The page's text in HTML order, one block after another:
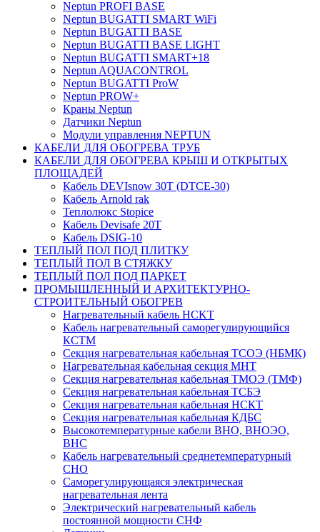
Neptun PROFI BASE
Neptun BUGATTI SMART WiFi
Neptun BUGATTI BASE
Neptun BUGATTI BASE LIGHT
Neptun BUGATTI SMART+18
Neptun AQUACONTROL
Neptun BUGATTI ProW
Neptun PROW+
Краны Neptun
Датчики Neptun
Модули управления NEPTUN
КАБЕЛИ ДЛЯ ОБОГРЕВА ТРУБ
КАБЕЛИ ДЛЯ ОБОГРЕВА КРЫШ И ОТКРЫТЫХ
ПЛОЩАДЕЙ
Кабель DEVIsnow 30Т (DTCE-30)
Кабель Arnold rak
Теплолюкс Stopice
Кабель Devisafe 20T
Кабель DSIG-10
ТЕПЛЫЙ ПОЛ ПОД ПЛИТКУ
ТЕПЛЫЙ ПОЛ В СТЯЖКУ
ТЕПЛЫЙ ПОЛ ПОД ПАРКЕТ
ПРОМЫШЛЕННЫЙ И АРХИТЕКТУРНО-
СТРОИТЕЛЬНЫЙ ОБОГРЕВ
Нагревательный кабель НCKТ
Кабель нагревательный саморегулирующийся
КСТМ
Секция нагревательная кабельная ТСОЭ (НБМК)
Нагревательная кабельная секция МНТ
Секция нагревательная кабельная ТМОЭ (ТМФ)
Секция нагревательная кабельная ТСБЭ
Секция нагревательная кабельная НСКТ
Секция нагревательная кабельная КДБС
Высокотемпературные кабели ВНО, ВНОЭО,
ВНС
Кабель нагревательный среднетемпературный
СНО
Саморегулирующаяся электрическая
нагревательная лента
Электрический нагревательный кабель
постоянной мощности СНФ